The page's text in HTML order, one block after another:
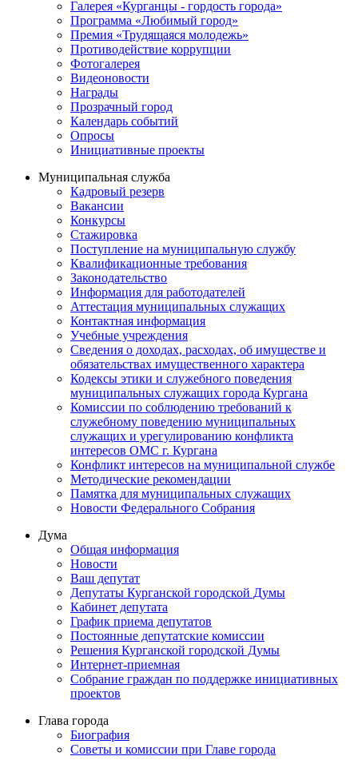
Галерея «Курганцы - гордость города»
Программа «Любимый город»
Премия «Трудящаяся молодежь»
Противодействие коррупции
Фотогалерея
Видеоновости
Награды
Прозрачный город
Календарь событий
Опросы
Инициативные проекты
Муниципальная служба
Кадровый резерв
Вакансии
Конкурсы
Стажировка
Поступление на муниципальную службу
Квалификационные требования
Законодательство
Информация для работодателей
Аттестация муниципальных служащих
Контактная информация
Учебные учреждения
Сведения о доходах, расходах, об имуществе и
обязательствах имущественного характера
Кодексы этики и служебного поведения
муниципальных служащих города Кургана
Комиссии по соблюдению требований к
служебному поведению муниципальных
служащих и урегулированию конфликта
интересов ОМС г. Кургана
Конфликт интересов на муниципальной службе
Методические рекомендации
Памятка для муниципальных служащих
Новости Федерального Cобрания
Дума
Общая информация
Новости
Ваш депутат
Депутаты Курганской городской Думы
Кабинет депутата
График приема депутатов
Постоянные депутатские комиссии
Решения Курганской городской Думы
Интернет-приемная
Собрание граждан по поддержке инициативных
проектов
Глава города
Биография
Советы и комиссии при Главе города